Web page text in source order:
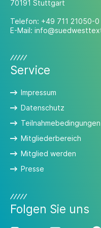
70191 Stuttgart
Telefon: +49 711 21050-0
E-Mail:
Service
Impressum
Datenschutz
Teilnahmebedingungen
Mitgliederbereich
Mitglied werden
Presse
Folgen Sie uns